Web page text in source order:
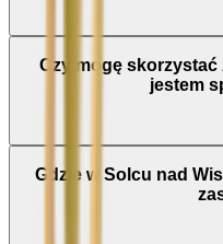
Czy mogę skorzystać
jestem
Gdzie w Solcu nad